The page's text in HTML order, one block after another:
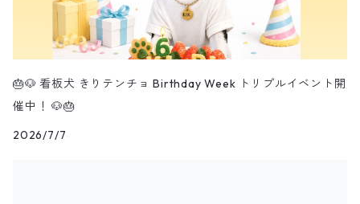
🎂🐶 看板犬 きりテンチョ Birthday Week トリプルイベント開
催中！ 🐶🎂
2026/7/7